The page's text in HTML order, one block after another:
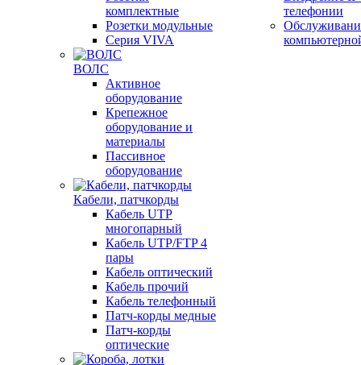
комплектные
Розетки модульные
Серия VIVA
ВОЛС
Активное
оборудование
Крепежное
оборудование и
материалы
Пассивное
оборудование
Кабели, патчкорды
Кабель UTP
многопарный
Кабель UTP/FTP 4
пары
Кабель оптический
Кабель прочий
Кабель телефонный
Патч-корды медные
Патч-корды
оптические
телефонии